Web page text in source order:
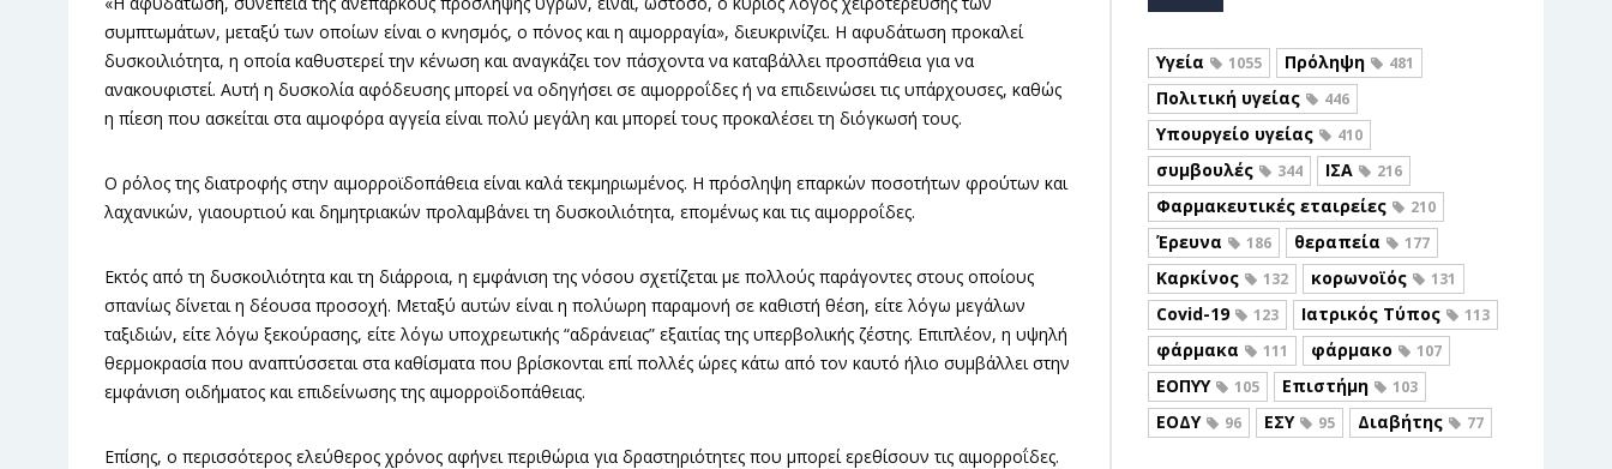
συμπτωμάτων, μεταξύ των οποίων είναι ο κνησμός, ο πόνος και η αιμορραγία», διευκρινίζει. Η αφυδάτωση προκαλεί
δυσκοιλιότητα, η οποία καθυστερεί την κένωση και αναγκάζει τον πάσχοντα να καταβάλλει προσπάθεια για να
ανακουφιστεί. Αυτή η δυσκολία αφόδευσης μπορεί να οδηγήσει σε αιμορροΐδες ή να επιδεινώσει τις υπάρχουσες, καθώς
η πίεση που ασκείται στα αιμοφόρα αγγεία είναι πολύ μεγάλη και μπορεί τους προκαλέσει τη διόγκωσή τους.
Ο ρόλος της διατροφής στην αιμορροϊδοπάθεια είναι καλά τεκμηριωμένος. Η πρόσληψη επαρκών ποσοτήτων φρούτων και
λαχανικών, γιαουρτιού και δημητριακών προλαμβάνει τη δυσκοιλιότητα, επομένως και τις αιμορροΐδες.
Εκτός από τη δυσκοιλιότητα και τη διάρροια, η εμφάνιση της νόσου σχετίζεται με πολλούς παράγοντες στους οποίους
σπανίως δίνεται η δέουσα προσοχή. Μεταξύ αυτών είναι η πολύωρη παραμονή σε καθιστή θέση, είτε λόγω μεγάλων
ταξιδιών, είτε λόγω ξεκούρασης, είτε λόγω υποχρεωτικής “αδράνειας” εξαιτίας της υπερβολικής ζέστης. Επιπλέον, η υψηλή
θερμοκρασία που αναπτύσσεται στα καθίσματα που βρίσκονται επί πολλές ώρες κάτω από τον καυτό ήλιο συμβάλλει στην
εμφάνιση οιδήματος και επιδείνωσης της αιμορροϊδοπάθειας.
Επίσης, ο περισσότερος ελεύθερος χρόνος αφήνει περιθώρια για δραστηριότητες που μπορεί ερεθίσουν τις αιμορροΐδες.
Υγεία 1055 Πρόληψη 481
Πολιτική υγείας 446
Υπουργείο υγείας 410
συμβουλές 344 ΙΣΑ 216
Φαρμακευτικές εταιρείες 210
Έρευνα 186 θεραπεία 177
Καρκίνος 132 κορωνοϊός 131
Covid-19 123 Ιατρικός Τύπος 113
φάρμακα 111 φάρμακο 107
ΕΟΠΥΥ 105 Επιστήμη 103
ΕΟΔΥ 96 ΕΣΥ 95 Διαβήτης 77